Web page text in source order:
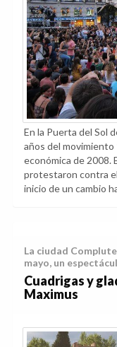
En la Puerta del Sol
años del
económica de 2008.
protestaron contra
inicio de un cambio
La ciudad
mayo, un
Cuadrigas y
Maximus